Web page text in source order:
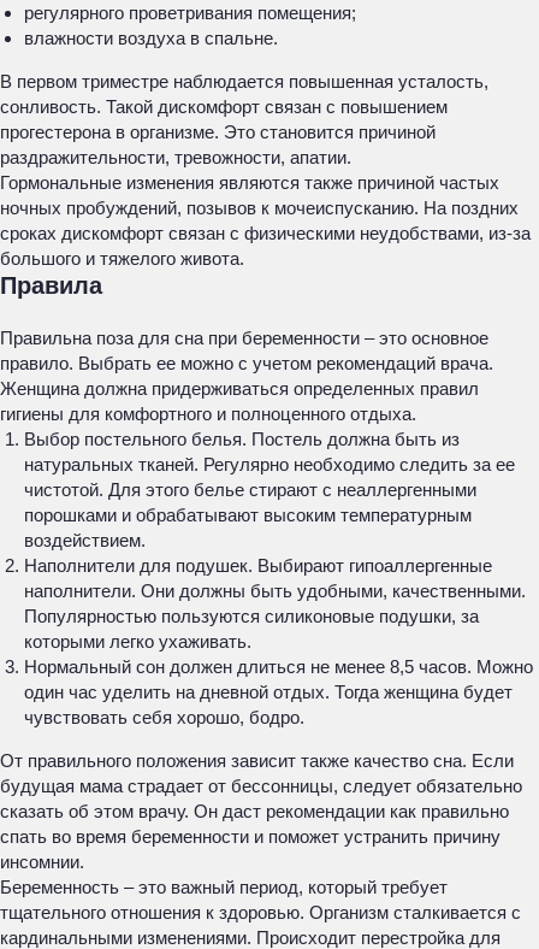
регулярного проветривания помещения;
влажности воздуха в спальне.
В первом триместре наблюдается повышенная усталость,
сонливость. Такой дискомфорт связан с повышением
прогестерона в организме. Это становится причиной
раздражительности, тревожности, апатии.
Гормональные изменения являются также причиной частых
ночных пробуждений, позывов к мочеиспусканию. На поздних
сроках дискомфорт связан с физическими неудобствами, из-за
большого и тяжелого живота.
Правила
Правильна поза для сна при беременности – это основное
правило. Выбрать ее можно с учетом рекомендаций врача.
Женщина должна придерживаться определенных правил
гигиены для комфортного и полноценного отдыха.
Выбор постельного белья. Постель должна быть из
натуральных тканей. Регулярно необходимо следить за ее
чистотой. Для этого белье стирают с неаллергенными
порошками и обрабатывают высоким температурным
воздействием.
Наполнители для подушек. Выбирают гипоаллергенные
наполнители. Они должны быть удобными, качественными.
Популярностью пользуются силиконовые подушки, за
которыми легко ухаживать.
Нормальный сон должен длиться не менее 8,5 часов. Можно
один час уделить на дневной отдых. Тогда женщина будет
чувствовать себя хорошо, бодро.
От правильного положения зависит также качество сна. Если
будущая мама страдает от бессонницы, следует обязательно
сказать об этом врачу. Он даст рекомендации как правильно
спать во время беременности и поможет устранить причину
инсомнии.
Беременность – это важный период, который требует
тщательного отношения к здоровью. Организм сталкивается с
кардинальными изменениями. Происходит перестройка для